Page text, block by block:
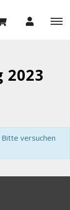
2023
versuchen